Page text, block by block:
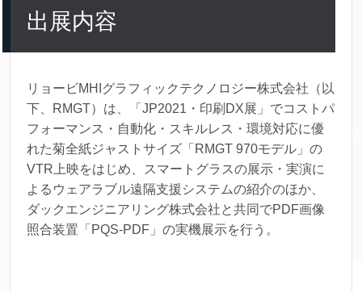
出展内容
リョービMHIグラフィックテクノロジー株式会社（以
下、RMGT）は、「JP2021・印刷DX展」でコストパ
フォーマンス・自動化・スキルレス・環境対応に優
れた菊全紙ジャストサイズ「RMGT 970モデル」の
VTR上映をはじめ、スマートグラスの展示・実演に
よるウェアラブル遠隔支援システムの紹介のほか、
ダックエンジニアリング株式会社と共同でPDF画像
照合装置「PQS-PDF」の実機展示を行う。